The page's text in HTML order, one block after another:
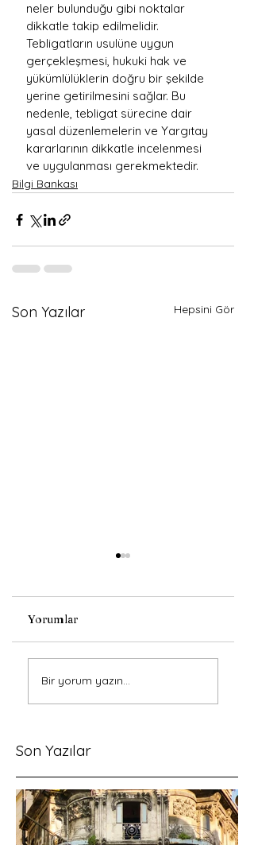
neler bulunduğu gibi noktalar
dikkatle takip edilmelidir.
Tebligatların usulüne uygun
gerçekleşmesi, hukuki hak ve
yükümlülüklerin doğru bir şekilde
yerine getirilmesini sağlar. Bu
nedenle, tebligat sürecine dair
yasal düzenlemelerin ve Yargıtay
kararlarının dikkatle incelenmesi
ve uygulanması gerekmektedir.
Bilgi Bankası
Son Yazılar Hepsini Gör
Süresiz Nafaka
Kalkıyor mu?
Yorumlar
Bir yorum yazın...
Son Yazılar